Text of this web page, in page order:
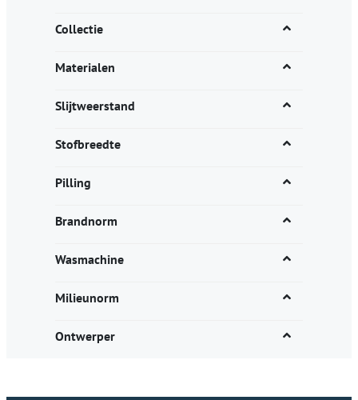
Collectie
Materialen
Slijtweerstand
Stofbreedte
Pilling
Brandnorm
Wasmachine
Milieunorm
Ontwerper